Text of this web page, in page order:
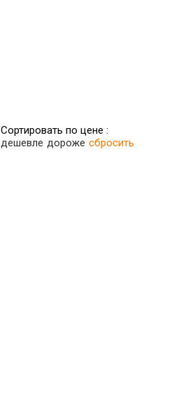
Сортировать по цене :
дешевле дороже сбросить